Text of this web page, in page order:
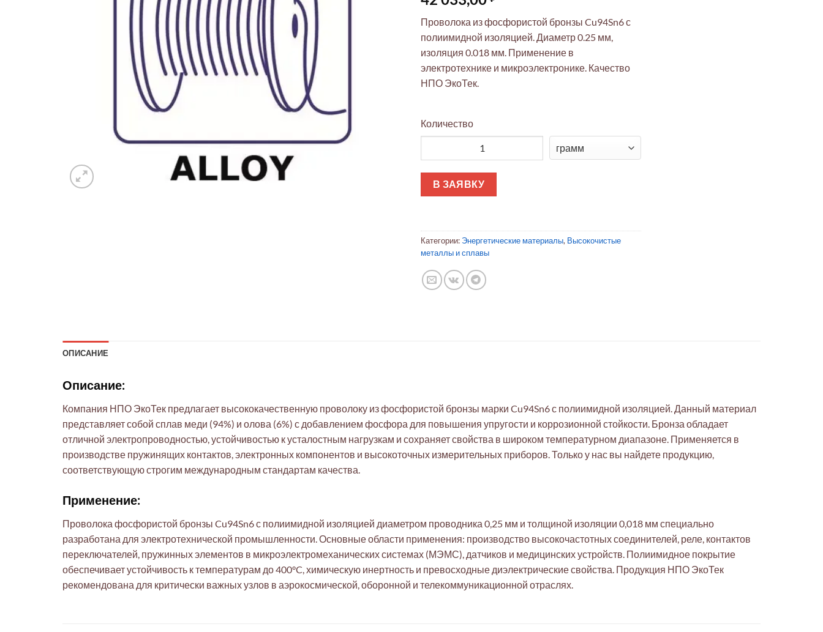
Проволока из фосфористой бронзы Cu94Sn6 с
полиимидной изоляцией. Диаметр 0.25 мм,
изоляция 0.018 мм. Применение в
электротехнике и микроэлектронике. Качество
НПО ЭкоТек.
Количество
В ЗАЯВКУ
Категории: Энергетические материалы, Высокочистые
металлы и сплавы
ОПИСАНИЕ
Описание:
Компания НПО ЭкоТек предлагает высококачественную проволоку из фосфористой бронзы марки Cu94Sn6 с полиимидной изоляцией. Данный материал
представляет собой сплав меди (94%) и олова (6%) с добавлением фосфора для повышения упругости и коррозионной стойкости. Бронза обладает
отличной электропроводностью, устойчивостью к усталостным нагрузкам и сохраняет свойства в широком температурном диапазоне. Применяется в
производстве пружинящих контактов, электронных компонентов и высокоточных измерительных приборов. Только у нас вы найдете продукцию,
соответствующую строгим международным стандартам качества.
Применение:
Проволока фосфористой бронзы Cu94Sn6 с полиимидной изоляцией диаметром проводника 0,25 мм и толщиной изоляции 0,018 мм специально
разработана для электротехнической промышленности. Основные области применения: производство высокочастотных соединителей, реле, контактов
переключателей, пружинных элементов в микроэлектромеханических системах (МЭМС), датчиков и медицинских устройств. Полиимидное покрытие
обеспечивает устойчивость к температурам до 400°C, химическую инертность и превосходные диэлектрические свойства. Продукция НПО ЭкоТек
рекомендована для критически важных узлов в аэрокосмической, оборонной и телекоммуникационной отраслях.